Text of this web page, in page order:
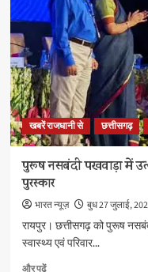
गोमूत्र
की
खरीदी,
छत्तीसगढ़
सरकार
4
रुपए
लीटर
की
दर
खरीदेगी
गोमूत्र
के
में
और
पढ़ें
खबरें राजधानी से छत्तीसगढ़
पुरूष नसबंदी पखवाड़ा में
पुरस्कार
भारत न्यूज़ बुध 27 जुलाई,
रायपुर। छत्तीसगढ़ को पुरूष
स्वास्थ्य एवं परिवार...
और पढ़ेंपुरूष